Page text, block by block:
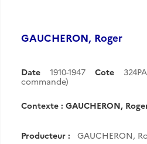
GAUCHERON, Roger
Date 1910-1947 Cote
commande)
Contexte : GAUCHERON,
Producteur : GAUCHERON,